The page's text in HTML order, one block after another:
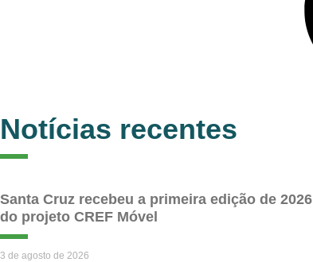
Notícias recentes
Santa Cruz recebeu a primeira edição de 2026
do projeto CREF Móvel
3 de agosto de 2026